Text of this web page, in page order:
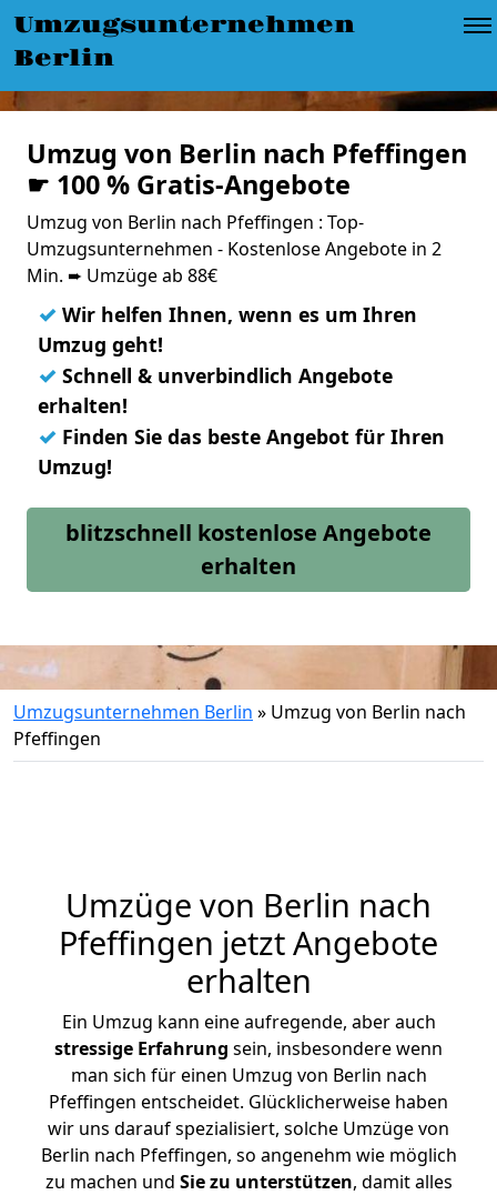
Umzugsunternehmen
Berlin
Umzug von Berlin nach Pfeffingen
☛ 100 % Gratis-Angebote
Umzug von Berlin nach Pfeffingen : Top-
Umzugsunternehmen - Kostenlose Angebote in 2
Min. ➨ Umzüge ab 88€
✓ Wir helfen Ihnen, wenn es um Ihren
Umzug geht!
✓ Schnell & unverbindlich Angebote
erhalten!
✓ Finden Sie das beste Angebot für Ihren
Umzug!
blitzschnell kostenlose Angebote
erhalten
Umzugsunternehmen Berlin » Umzug von Berlin nach
Pfeffingen
Umzüge von Berlin nach
Pfeffingen jetzt Angebote
erhalten
Ein Umzug kann eine aufregende, aber auch
stressige Erfahrung sein, insbesondere wenn
man sich für einen Umzug von Berlin nach
Pfeffingen entscheidet. Glücklicherweise haben
wir uns darauf spezialisiert, solche Umzüge von
Berlin nach Pfeffingen, so angenehm wie möglich
zu machen und Sie zu unterstützen, damit alles